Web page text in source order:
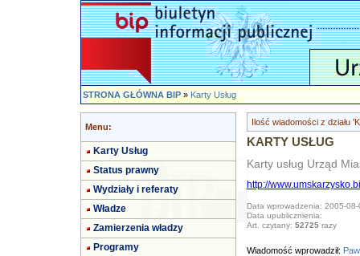
STRONA GŁÓWNA BIP»Karty Usług
Menu:
Karty Usług
Status prawny
Wydziały i referaty
Władze
Zamierzenia władzy
Programy
Ilość wiadomości z działu
KARTY USŁUG
Karty usług Urząd
http://
Data wprowadzenia: 2005-08-
Data upublicznienia:
Art. czytany: 52725razy
Wiadomość wprowadził: